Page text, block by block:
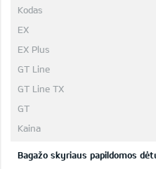
Bagažo skyriaus papildomos